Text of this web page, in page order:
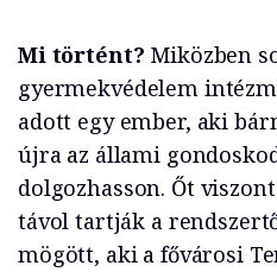
Mi történt? Miközben
gyermekvédelem
adott egy ember, aki
újra az állami
dolgozhasson. Őt
távol tartják a
mögött, aki a fővárosi